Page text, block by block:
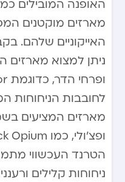
האופנה המובילים
מארזים מוקטנים
האייקוניים שלהם.
ניתן למצוא מארזים
לחובבות הניחוחות
מארזים המציעים
הטרנד העכשווי
ניחוחות קלילים